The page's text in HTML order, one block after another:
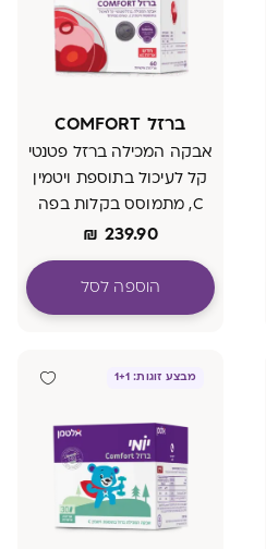
ברזל COMFORT
אבקה המכילה ברזל פטנטי
קל לעיכול בתוספת ויטמין
C, מתמוסס בקלות בפה
וטעים במיוחד
₪ 239.90
הוספה לסל
מבצע זוגות: 1+1